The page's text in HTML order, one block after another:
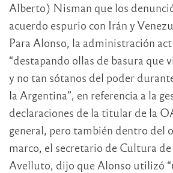
Alberto) Nisman que los
acuerdo espurio con Irán y
Para Alonso, la administración
“destapando ollas de basura que
y no tan sótanos del poder
la Argentina”, en referencia a la
declaraciones de la titular de la
general, pero también dentro del
marco, el secretario de Cultura
Avelluto, dijo que Alonso utilizó